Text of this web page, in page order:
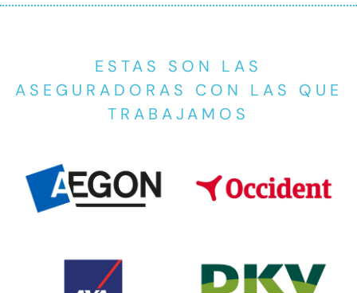
ESTAS SON LAS
ASEGURADORAS CON LAS QUE
TRABAJAMOS